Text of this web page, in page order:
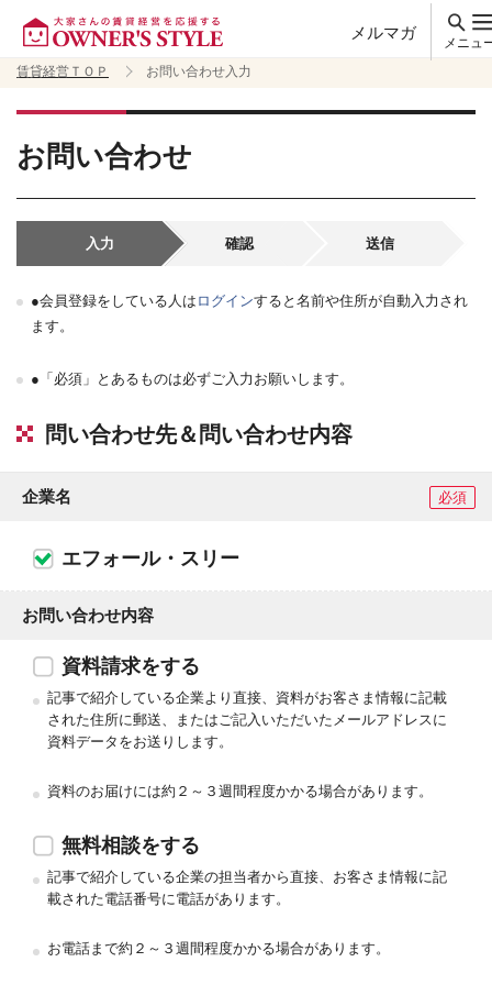
メルマガ
メニュ
賃貸経営ＴＯＰ
お問い合わせ入力
お問い合わせ
入力 確認 送信
●会員登録をしている人は ログインすると名前や住所が自動入力され
ます。
●「必須」とあるものは必ずご入力お願いします。
問い合わせ先＆問い合わせ内容
企業名 必須
エフォール・スリー
お問い合わせ内容
資料請求をする
記事で紹介している企業より直接、資料がお客さま情報に記載
された住所に郵送、またはご記入いただいたメールアドレスに
資料データをお送りします。
資料のお届けには約２～３週間程度かかる場合があります。
無料相談をする
記事で紹介している企業の担当者から直接、お客さま情報に記
載された電話番号に電話があります。
お電話まで約２～３週間程度かかる場合があります。